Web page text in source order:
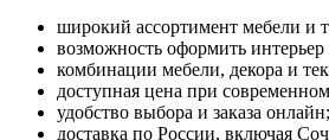
широкий ассортимент мебели и
возможность оформить
комбинации мебели, декора и
доступная цена при
удобство выбора и заказа онлайн;
доставка по России, включая